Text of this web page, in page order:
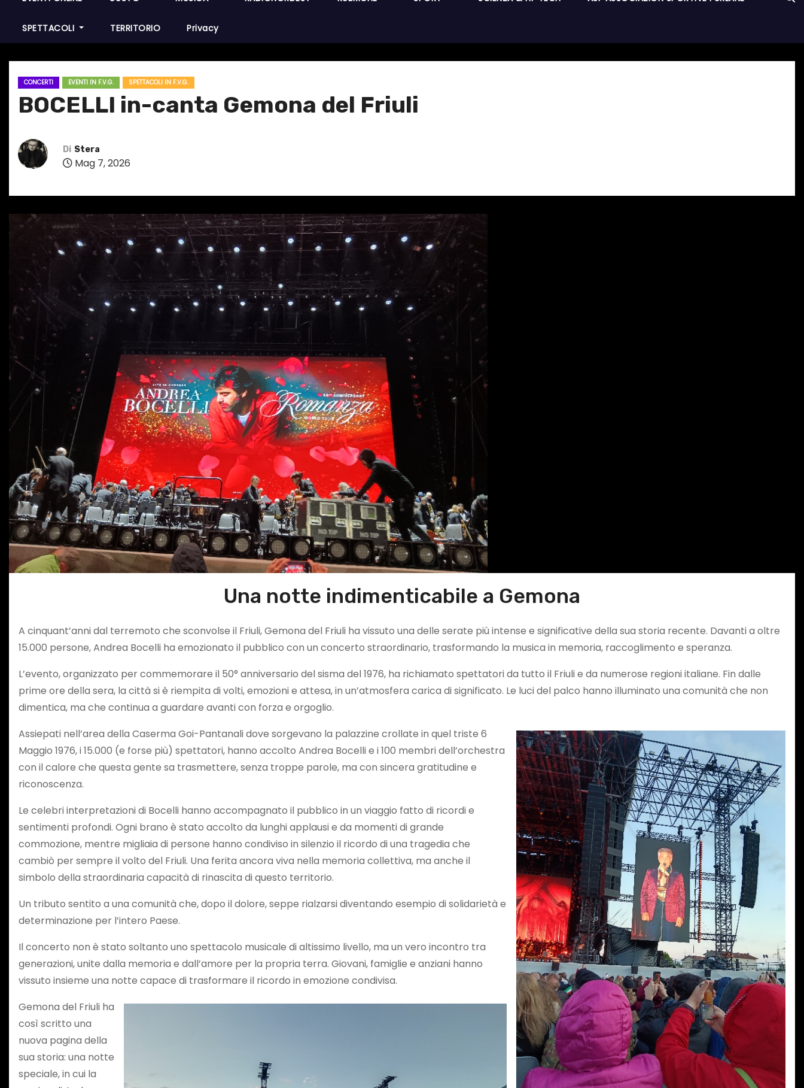
SPETTACOLI TERRITORIO Privacy
CONCERTI EVENTI IN F.V.G. SPETTACOLI IN F.V.G.
BOCELLI in-canta Gemona del Friuli
Di Stera
Mag 7, 2026
Una notte indimenticabile a Gemona
A cinquant’anni dal terremoto che sconvolse il Friuli, Gemona del Friuli ha vissuto una delle serate più intense e significative della sua storia recente. Davanti a oltre
15.000 persone, Andrea Bocelli ha emozionato il pubblico con un concerto straordinario, trasformando la musica in memoria, raccoglimento e speranza.
L’evento, organizzato per commemorare il 50° anniversario del sisma del 1976, ha richiamato spettatori da tutto il Friuli e da numerose regioni italiane. Fin dalle
prime ore della sera, la città si è riempita di volti, emozioni e attesa, in un’atmosfera carica di significato. Le luci del palco hanno illuminato una comunità che non
dimentica, ma che continua a guardare avanti con forza e orgoglio.
Assiepati nell’area della Caserma Goi-Pantanali dove sorgevano la palazzine crollate in quel triste 6
Maggio 1976, i 15.000 (e forse più) spettatori, hanno accolto Andrea Bocelli e i 100 membri dell’orchestra
con il calore che questa gente sa trasmettere, senza troppe parole, ma con sincera gratitudine e
riconoscenza.
Le celebri interpretazioni di Bocelli hanno accompagnato il pubblico in un viaggio fatto di ricordi e
sentimenti profondi. Ogni brano è stato accolto da lunghi applausi e da momenti di grande
commozione, mentre migliaia di persone hanno condiviso in silenzio il ricordo di una tragedia che
cambiò per sempre il volto del Friuli. Una ferita ancora viva nella memoria collettiva, ma anche il
simbolo della straordinaria capacità di rinascita di questo territorio.
Un tributo sentito a una comunità che, dopo il dolore, seppe rialzarsi diventando esempio di solidarietà e
determinazione per l’intero Paese.
Il concerto non è stato soltanto uno spettacolo musicale di altissimo livello, ma un vero incontro tra
generazioni, unite dalla memoria e dall’amore per la propria terra. Giovani, famiglie e anziani hanno
vissuto insieme una notte capace di trasformare il ricordo in emozione condivisa.
Gemona del Friuli ha
così scritto una
nuova pagina della
sua storia: una notte
speciale, in cui la